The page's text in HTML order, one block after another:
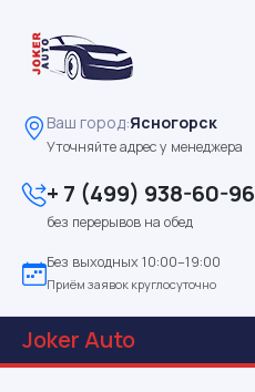
Ваш город:Ясногорск
Уточняйте адрес у менеджера
+ 7 (499) 938-60-96
без перерывов на обед
Без выходных 10:00–19:00
Приём заявок круглосуточно
JokerAuto